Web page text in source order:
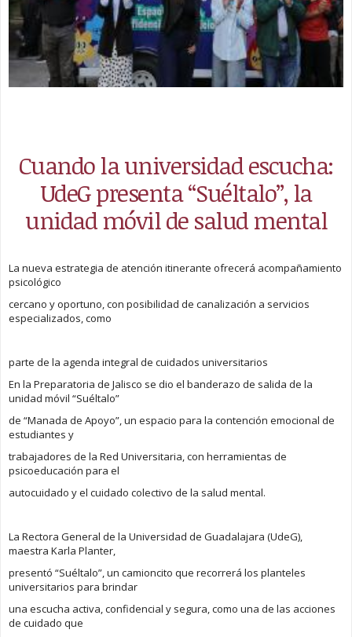
Cuando la universidad escucha:
UdeG presenta “Suéltalo”, la
unidad móvil de salud mental
La nueva estrategia de atención itinerante ofrecerá acompañamiento
psicológico
cercano y oportuno, con posibilidad de canalización a servicios
especializados, como
parte de la agenda integral de cuidados universitarios
En la Preparatoria de Jalisco se dio el banderazo de salida de la
unidad móvil “Suéltalo”
de “Manada de Apoyo”, un espacio para la contención emocional de
estudiantes y
trabajadores de la Red Universitaria, con herramientas de
psicoeducación para el
autocuidado y el cuidado colectivo de la salud mental.
La Rectora General de la Universidad de Guadalajara (UdeG),
maestra Karla Planter,
presentó “Suéltalo”, un camioncito que recorrerá los planteles
universitarios para brindar
una escucha activa, confidencial y segura, como una de las acciones
de cuidado que